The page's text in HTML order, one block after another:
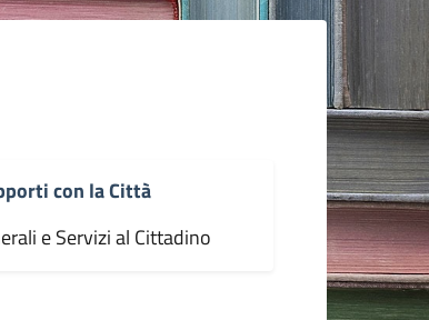
con la Città
e Servizi al Cittadino